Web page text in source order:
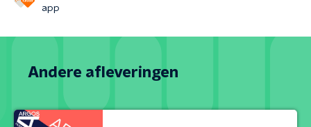
app
Andere afleveringen